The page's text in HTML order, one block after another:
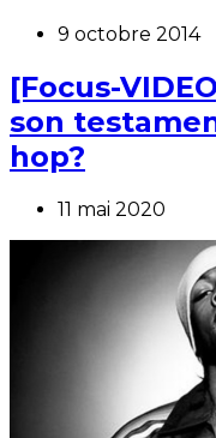
9 octobre 2014
[Focus-
son
hop?
11 mai 2020